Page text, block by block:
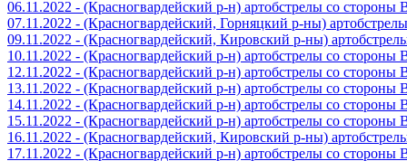
06.11.2022 - (Красногвардейский р-н) артобстрелы со стороны
07.11.2022 - (Красногвардейский, Горняцкий р-ны)
09.11.2022 - (Красногвардейский, Кировский р-ны)
10.11.2022 - (Красногвардейский р-н) артобстрелы со стороны
12.11.2022 - (Красногвардейский р-н) артобстрелы со стороны
13.11.2022 - (Красногвардейский р-н) артобстрелы со стороны
14.11.2022 - (Красногвардейский р-н) артобстрелы со стороны
15.11.2022 - (Красногвардейский р-н) артобстрелы со стороны
16.11.2022 - (Красногвардейский, Кировский р-ны)
17.11.2022 - (Красногвардейский р-н) артобстрелы со стороны